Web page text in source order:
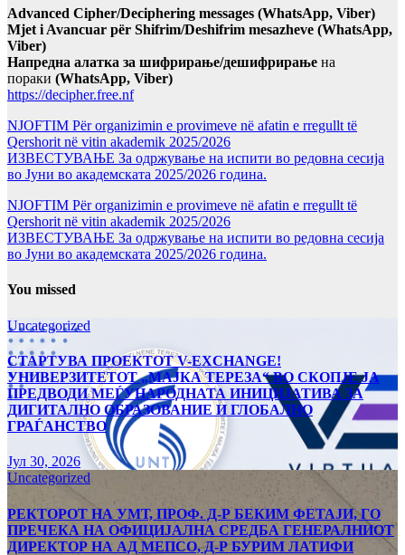
Advanced Cipher/Deciphering messages (WhatsApp, Viber)
Mjet i Avancuar për Shifrim/Deshifrim mesazheve (WhatsApp,
Viber)
Напредна алатка за шифрирање/дешифрирање на
пораки (WhatsApp, Viber)
https://decipher.free.nf
NJOFTIM Për organizimin e provimeve në afatin e rregullt të
Qershorit në vitin akademik 2025/2026
ИЗВЕСТУВАЊЕ За одржување на испити во редовна сесија
во Јуни во академската 2025/2026 година.
NJOFTIM Për organizimin e provimeve në afatin e rregullt të
Qershorit në vitin akademik 2025/2026
ИЗВЕСТУВАЊЕ За одржување на испити во редовна сесија
во Јуни во академската 2025/2026 година.
You missed
Uncategorized
СТАРТУВА ПРОЕКТОТ V-EXCHANGE!
УНИВЕРЗИТЕТОТ „МАЈКА ТЕРЕЗА“ ВО СКОПЈЕ ЈА
ПРЕДВОДИ МЕЃУНАРОДНАТА ИНИЦИЈАТИВА ЗА
ДИГИТАЛНО ОБРАЗОВАНИЕ И ГЛОБАЛНО
ГРАЃАНСТВО
Јул 30, 2026
Uncategorized
РЕКТОРОТ НА УМТ, ПРОФ. Д-Р БЕКИМ ФЕТАЈИ, ГО
ПРЕЧЕКА НА ОФИЦИЈАЛНА СРЕДБА ГЕНЕРАЛНИОТ
ДИРЕКТОР НА АД МЕПСО, Д-Р БУРИМ ЛАТИФИ